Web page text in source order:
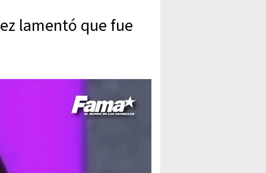
lamentó que fue